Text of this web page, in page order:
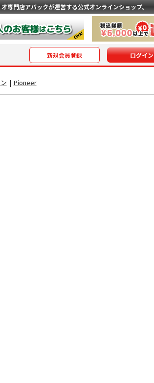
専門店アバックが運営する公式オンラインショップ。
新規会員登録 ログイン
| Pioneer